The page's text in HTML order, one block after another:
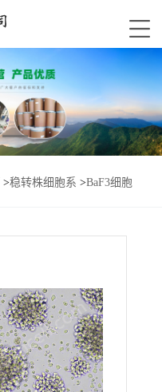
>稳转株细胞系 >BaF3细胞